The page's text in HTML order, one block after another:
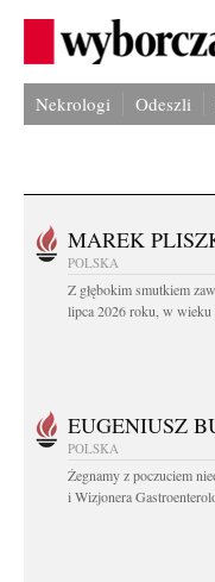
Nekrologi Odeszli
MAREK
POLSKA
Z głębokim smutkiem
lipca 2026 roku, w wieku
EUGENIUSZ
POLSKA
Żegnamy z poczuciem
i Wizjonera